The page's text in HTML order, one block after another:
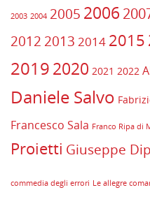
2003 2004 2005 2006
2012 2013 2014 2015
20192020 2021 2022
Daniele Salvo
Francesco Sala Franco Ripa di
Proietti Giuseppe
commedia degli errori Le allegre